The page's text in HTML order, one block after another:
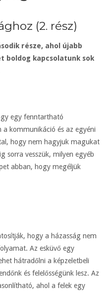
(2. rész)
része, ahol újabb
boldog kapcsolatunk sok
egy fenntartható
a kommunikáció és az egyéni
hogy nem hagyjuk magukat
sorra vesszük, milyen egyéb
abban, hogy megéljük
hogy a házasság nem
Az esküvő egy
hátradőlni a képzeletbeli
és felelősségünk lesz. Az
ahol a felek egy